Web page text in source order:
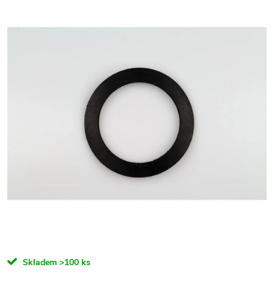
Skladem >100 ks